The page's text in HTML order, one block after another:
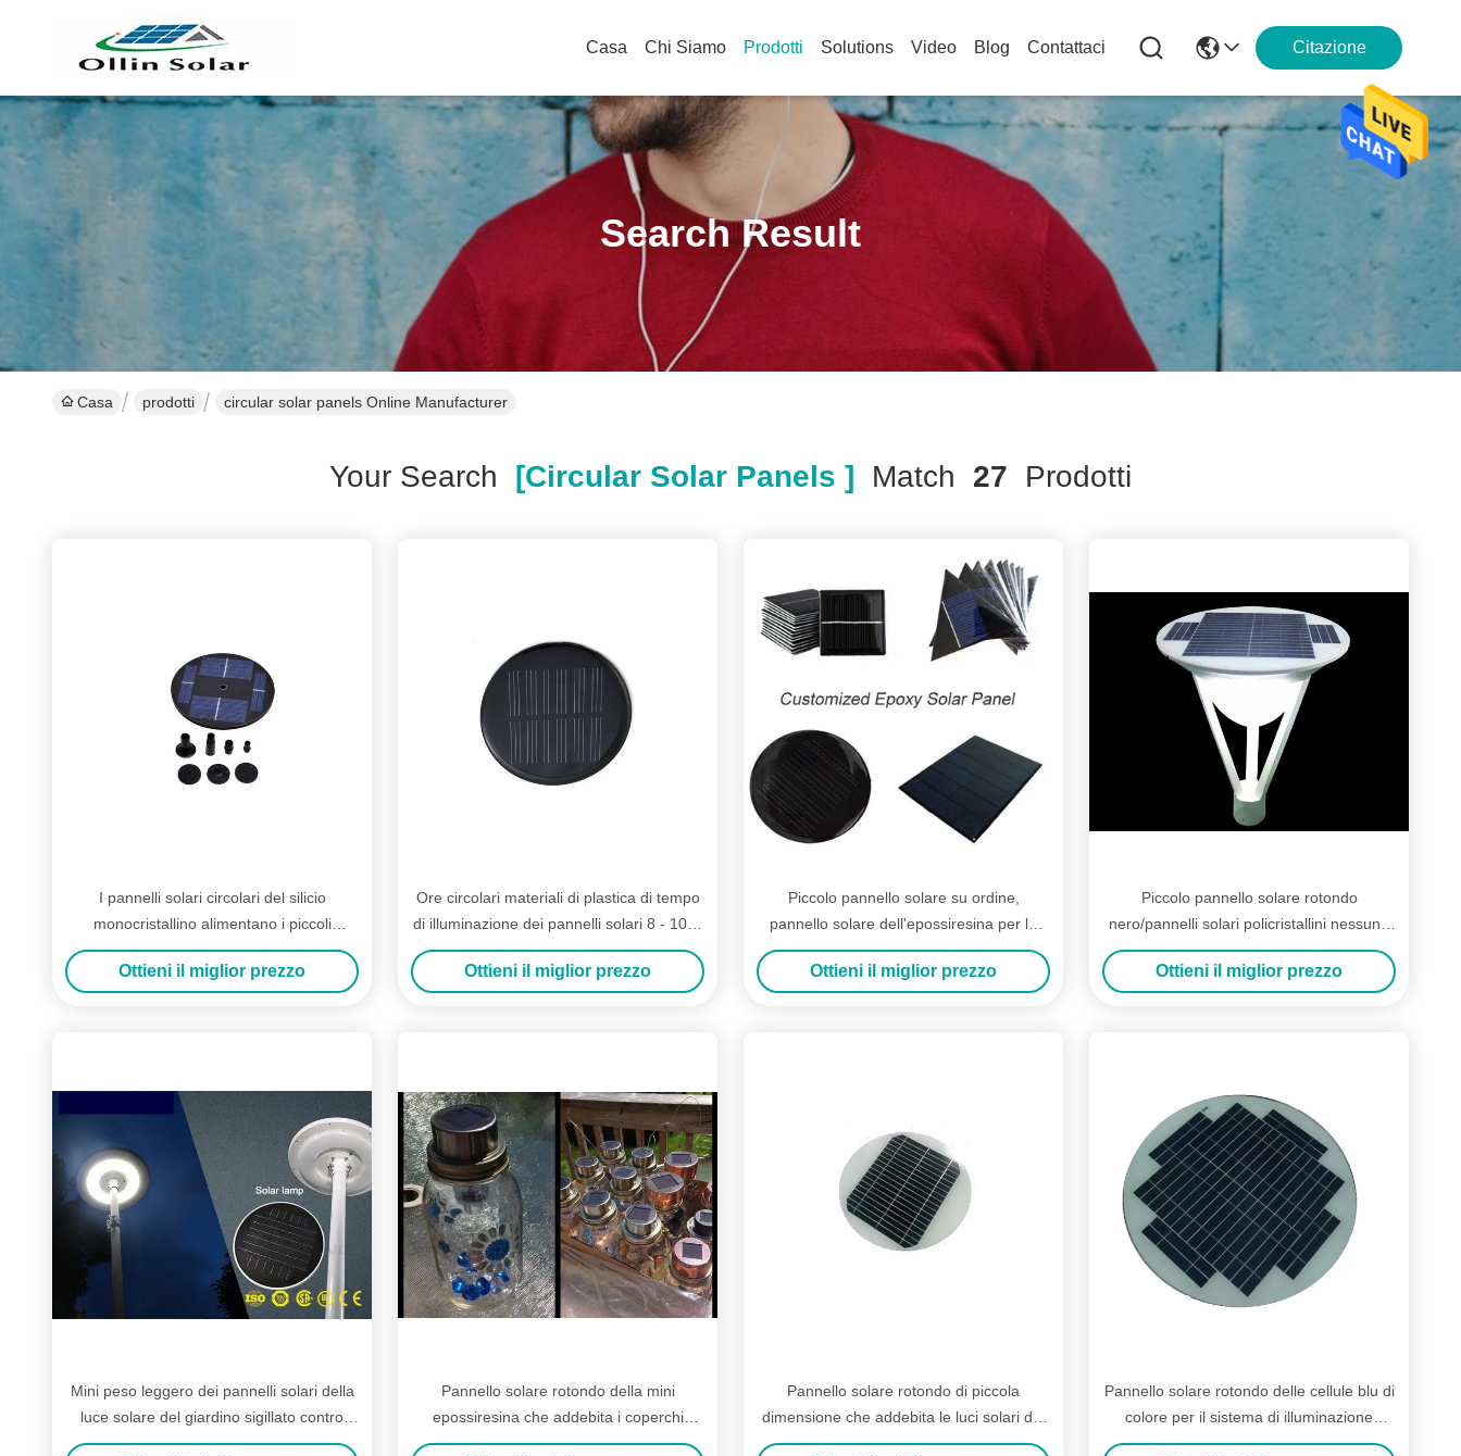
Casa Chi Siamo Prodotti Solutions Video Blog Contattaci Citazione
Search Result
Casa prodotti circular solar panels Online Manufacturer
Your Search [circular Solar Panels ] Match 27 Prodotti
I pannelli solari circolari del silicio
monocristallino alimentano i piccoli
motori/altri carichi
Ottieni il miglior prezzo
Ore circolari materiali di plastica di tempo
di illuminazione dei pannelli solari 8 - 10 di
Palo
Ottieni il miglior prezzo
Piccolo pannello solare su ordine,
pannello solare dell'epossiresina per la
batteria principale della luce del giardino
Ottieni il miglior prezzo
Piccolo pannello solare rotondo
nero/pannelli solari policristallini nessuna
struttura
Ottieni il miglior prezzo
Mini peso leggero dei pannelli solari della
luce solare del giardino sigillato contro
corrosione
Pannello solare rotondo della mini
epossiresina che addebita i coperchi
leggeri solari di plastica
Pannello solare rotondo di piccola
dimensione che addebita le luci solari del
paesaggio del LED
Pannello solare rotondo delle cellule blu di
colore per il sistema di illuminazione
solare della via